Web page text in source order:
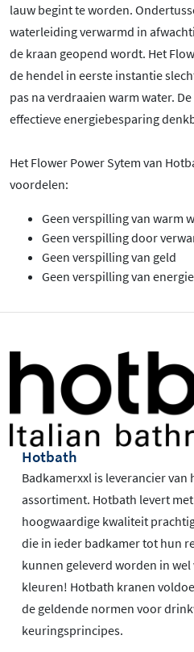
lauw begint te worden.
waterleiding verwarmd in
de kraan geopend wordt. Het
de hendel in eerste instantie
pas na verdraaien warm water.
effectieve energiebesparing
Het Flower Power Sytem van
voordelen:
Geen verspilling van warm
Geen verspilling door
Geen verspilling van geld
Geen verspilling van energie
Hotbath
Badkamerxxl is leverancier van
assortiment. Hotbath levert
hoogwaardige kwaliteit
die in ieder badkamer tot hun
kunnen geleverd worden in
kleuren! Hotbath kranen
de geldende normen voor
keuringsprincipes.